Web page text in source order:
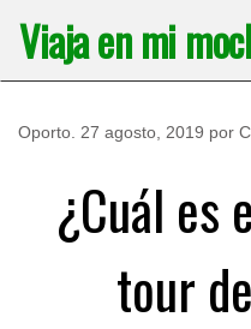
contenido
Viaja en mi
Oporto 27 agosto, 2019 por
¿Cuál es
tour